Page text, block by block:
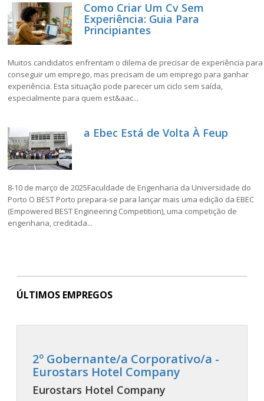
Como Criar Um Cv Sem
Experiência: Guia Para
Principiantes
Muitos candidatos enfrentam o dilema de precisar de experiência para
conseguir um emprego, mas precisam de um emprego para ganhar
experiência. Esta situação pode parecer um ciclo sem saída,
especialmente para quem est&aac...
a Ebec Está de Volta À Feup
8-10 de março de 2025Faculdade de Engenharia da Universidade do
Porto O BEST Porto prepara-se para lançar mais uma edição da EBEC
(Empowered BEST Engineering Competition), uma competição de
engenharia, creditada...
ÚLTIMOS EMPREGOS
2º Gobernante/a Corporativo/a -
Eurostars Hotel Company
Eurostars Hotel Company